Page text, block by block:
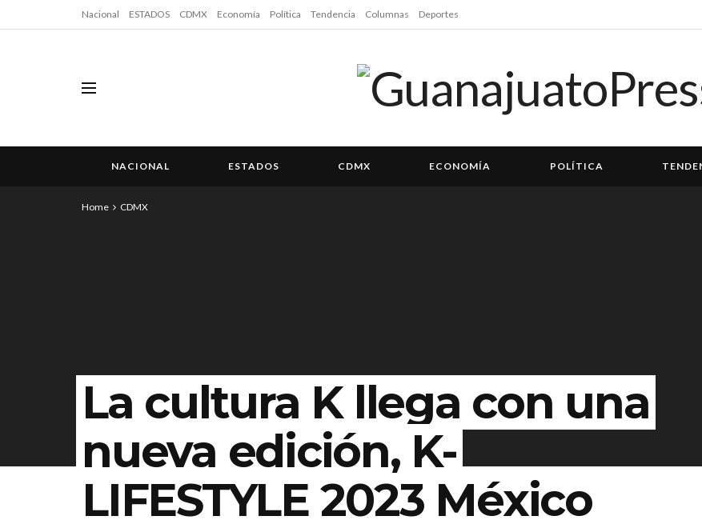
Nacional ESTADOS CDMX Economía Política Tendencia Columnas Deportes
NACIONAL ESTADOS CDMX ECONOMÍA POLÍTICA
Home CDMX
La cultura K llega con una
nueva edición, K-
LIFESTYLE 2023 México